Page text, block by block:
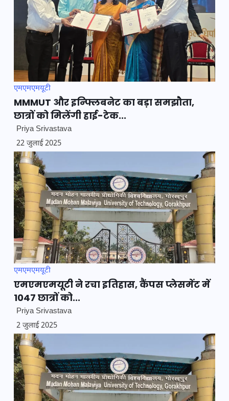
एमएमएमयूटी
MMMUT और इन्फ्लिबनेट का बड़ा समझौता,
छात्रों को मिलेंगी हाई-टेक...
Priya Srivastava
22 जुलाई 2025
एमएमएमयूटी
एमएमएमयूटी ने रचा इतिहास, कैंपस प्लेसमेंट में
1047 छात्रों को...
Priya Srivastava
2 जुलाई 2025